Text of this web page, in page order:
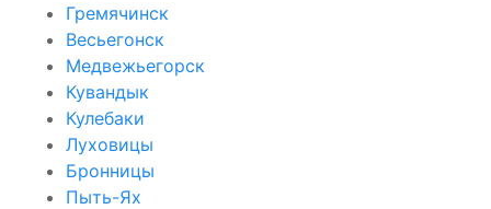
Гремячинск
Весьегонск
Медвежьегорск
Кувандык
Кулебаки
Луховицы
Бронницы
Пыть-Ях